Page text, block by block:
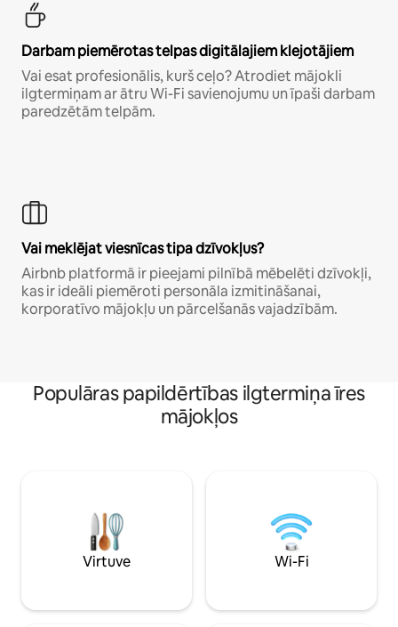
Darbam piemērotas telpas digitālajiem klejotājiem
Vai esat profesionālis, kurš ceļo? Atrodiet mājokli
ilgtermiņam ar ātru Wi-Fi savienojumu un īpaši darbam
paredzētām telpām.
Vai meklējat viesnīcas tipa dzīvokļus?
Airbnb platformā ir pieejami pilnībā mēbelēti dzīvokļi,
kas ir ideāli piemēroti personāla izmitināšanai,
korporatīvo mājokļu un pārcelšanās vajadzībām.
Populāras papildērtības ilgtermiņa īres
mājokļos
Virtuve Wi-Fi